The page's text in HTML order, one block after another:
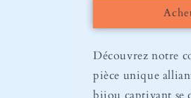
Découvrez notre
pièce unique